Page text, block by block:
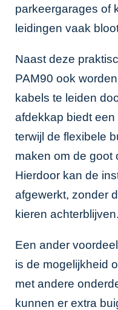
parkeergarages of
leidingen vaak
Naast deze
PAM90 ook
kabels te leiden
afdekkap biedt
terwijl de flexibele
maken om de goot
Hierdoor kan de
afgewerkt, zonder
kieren achterblijven.
Een ander
is de mogelijkheid
met andere
kunnen er extra